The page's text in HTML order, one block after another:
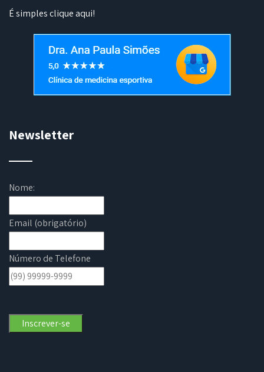
É simplesclique aqui!
Newsletter
Nome:
Email (obrigatório)
Número de Telefone